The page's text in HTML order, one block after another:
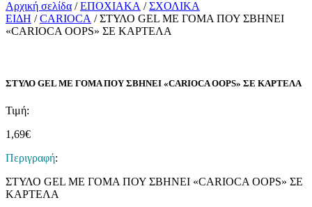
Αρχική σελίδα /ΕΠΟΧΙΑΚΑ /ΣΧΟΛΙΚΑ
ΕΙΔΗ /CARIOCA / ΣΤΥΛΟ GEL ΜΕ ΓΟΜΑ ΠΟΥ ΣΒΗΝΕΙ
«CARIOCA OOPS» ΣΕ ΚΑΡΤΕΛΑ
ΣΤΥΛΟ GEL ΜΕ ΓΟΜΑ ΠΟΥ ΣΒΗΝΕΙ «CARIOCA OOPS» ΣΕ ΚΑΡΤΕΛΑ
Τιμή:
1,69€
Περιγραφή:
ΣΤΥΛΟ GEL ΜΕ ΓΟΜΑ ΠΟΥ ΣΒΗΝΕΙ «CARIOCA OOPS» ΣΕ
ΚΑΡΤΕΛΑ